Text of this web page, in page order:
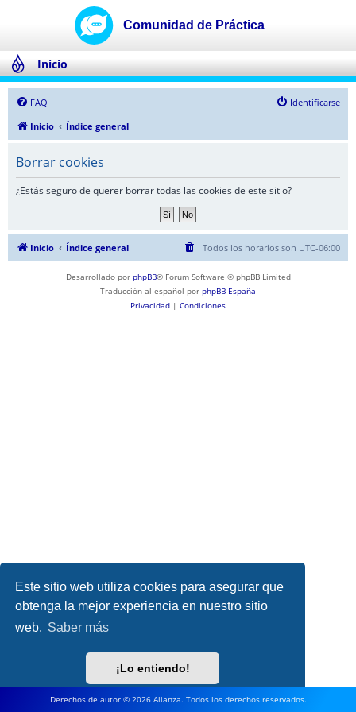
Este sitio web utiliza cookies para asegurar que
obtenga la mejor experiencia en nuestro sitio
web. Saber más
¡Lo entiendo!
Inicio
FAQ
Identificarse
Inicio
Índice general
Borrar cookies
¿Estás seguro de querer borrar todas las cookies de este sitio?
Inicio Índice general Todos los horarios son UTC-06:00
Desarrollado por phpBB® Forum Software © phpBB Limited
Traducción al español por phpBB España
Privacidad | Condiciones
Derechos de autor © 2026 Alianza. Todos los derechos reservados.